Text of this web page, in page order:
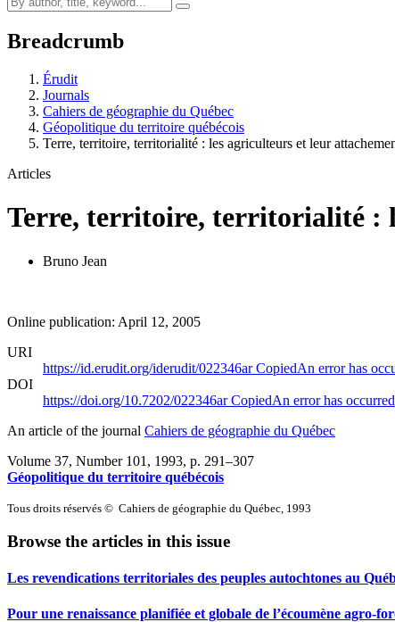
Breadcrumb
Érudit
Journals
Cahiers de géographie du Québec
Géopolitique du territoire québécois
Terre, territoire, territorialité : les agriculteurs et leur
Articles
Terre, territoire, territorialité :
Bruno Jean
Online publication: April 12, 2005
URI
https://id.erudit.org/iderudit/022346arCopiedAn error has
DOI
https://doi.org/10.7202/022346arCopiedAn error has occurred
An article of the journal Cahiers de géographie du Québec
Volume 37, Number 101, 1993, p. 291–307
Géopolitique du territoire québécois
Tous droits réservés © Cahiers de géographie du Québec, 1993
Browse the articles in this issue
Les revendications territoriales des peuples autochtones au
Pour une renaissance planifiée et globale de l’écoumène agro-